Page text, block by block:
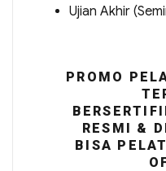
Ujian Akhir
PROMO
RESMI &
BISA